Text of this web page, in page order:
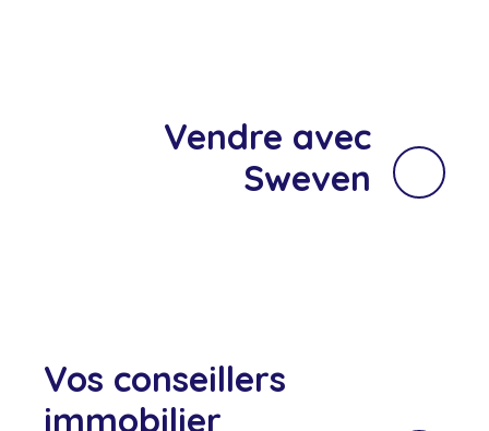
Vendre avec
Sweven
Vos conseillers
immobilier